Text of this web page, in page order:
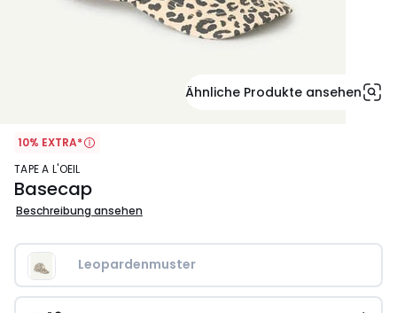
Ähnliche Produkte ansehen
10% EXTRA*
TAPE A L'OEIL
Basecap
Beschreibung ansehen
Leopardenmuster